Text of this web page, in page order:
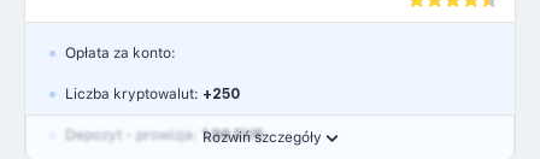
Rozwiń szczegóły
Opłata za konto:
Liczba kryptowalut: +250
Depozyt - prowizja: 1.99 EUR